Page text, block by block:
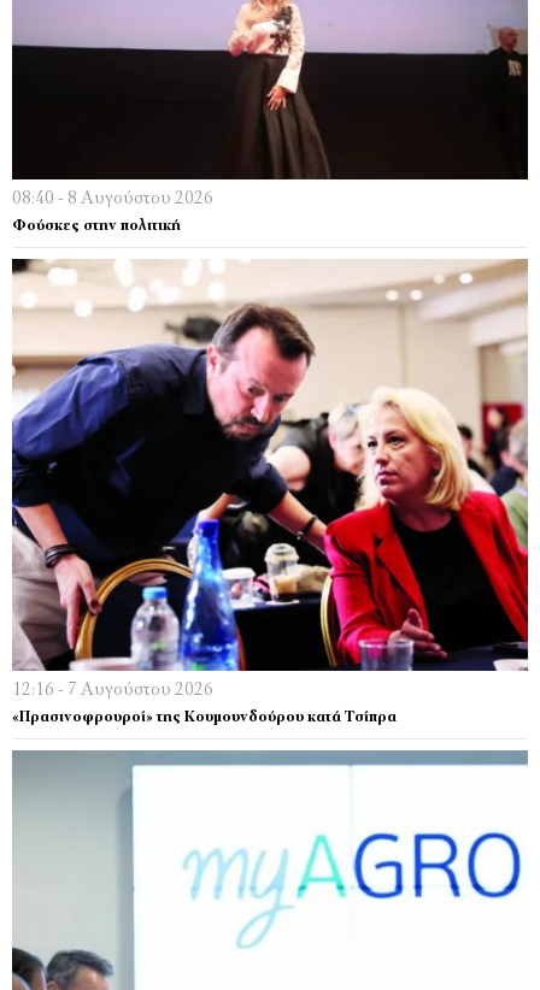
08:40 - 8 Αυγούστου 2026
Φούσκες στην πολιτική
12:16 - 7 Αυγούστου 2026
«Πρασινοφρουροί» της Κουμουνδούρου κατά Τσίπρα